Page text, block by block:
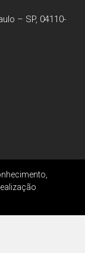
– SP, 04110-